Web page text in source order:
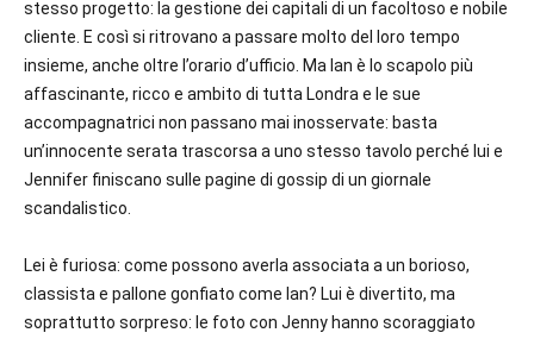
stesso progetto: la gestione dei capitali di un facoltoso e nobile
cliente. E così si ritrovano a passare molto del loro tempo
insieme, anche oltre l’orario d’ufficio. Ma Ian è lo scapolo più
affascinante, ricco e ambito di tutta Londra e le sue
accompagnatrici non passano mai inosservate: basta
un’innocente serata trascorsa a uno stesso tavolo perché lui e
Jennifer finiscano sulle pagine di gossip di un giornale
scandalistico.
Lei è furiosa: come possono averla associata a un borioso,
classista e pallone gonfiato come Ian? Lui è divertito, ma
soprattutto sorpreso: le foto con Jenny hanno scoraggiato